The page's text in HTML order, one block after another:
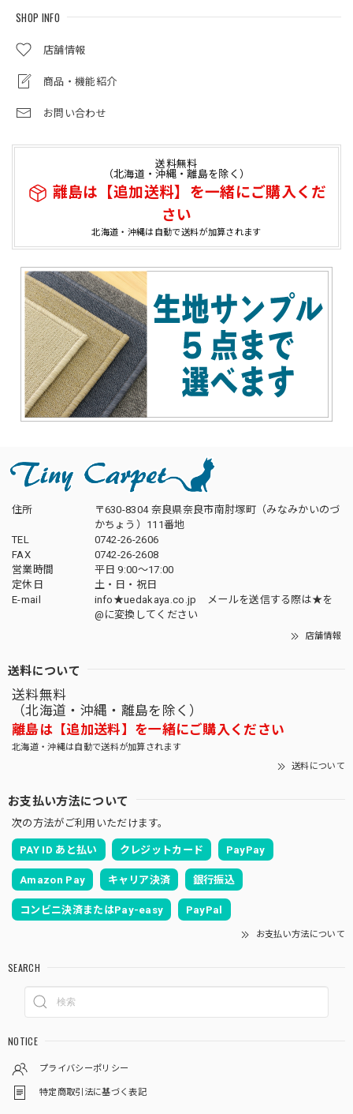
SHOP INFO
店舗情報
商品・機能紹介
お問い合わせ
送料無料
（北海道・沖縄・離島を除く）
離島は【追加送料】を一緒にご購入くだ
さい
北海道・沖縄は自動で送料が加算されます
住所
〒630-8304 奈良県奈良市南肘塚町（みなみかいのづ
かちょう）111番地
TEL
0742-26-2606
FAX
0742-26-2608
営業時間
平日 9:00～17:00
定休日
土・日・祝日
E-mail
info★uedakaya.co.jp メールを送信する際は★を
@に変換してください
店舗情報
送料について
送料無料
（北海道・沖縄・離島を除く）
離島は【追加送料】を一緒にご購入ください
北海道・沖縄は自動で送料が加算されます
送料について
お支払い方法について
次の方法がご利用いただけます。
PAY ID あと払い クレジットカード PayPay
Amazon Pay キャリア決済 銀行振込
コンビニ決済またはPay-easy PayPal
お支払い方法について
SEARCH
NOTICE
プライバシーポリシー
特定商取引法に基づく表記